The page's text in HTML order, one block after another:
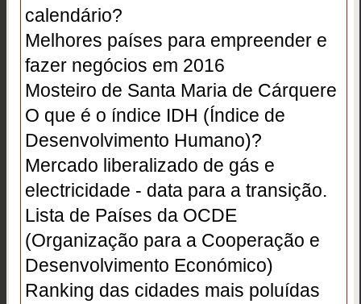
calendário?
Melhores países para empreender e
fazer negócios em 2016
Mosteiro de Santa Maria de Cárquere
O que é o índice IDH (Índice de
Desenvolvimento Humano)?
Mercado liberalizado de gás e
electricidade - data para a transição.
Lista de Países da OCDE
(Organização para a Cooperação e
Desenvolvimento Económico)
Ranking das cidades mais poluídas